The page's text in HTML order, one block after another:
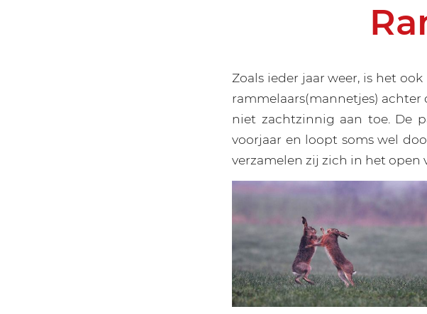
Zoals ieder jaar weer, is het
rammelaars(mannetjes) achter
niet zachtzinnig aan toe. De
voorjaar en loopt soms wel
verzamelen zij zich in het open